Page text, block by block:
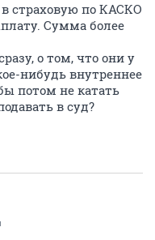
страховую по КАСКО
Сумма более
о том, что они у
нибудь внутреннее
потом не катать
в суд?